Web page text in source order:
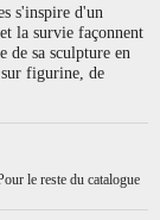
s'inspire d'un
la survie façonnent
de sa sculpture en
figurine, de
le reste du catalogue